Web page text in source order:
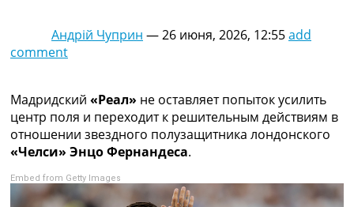
Лига Чемпионов. Таблицы групп
Все таблицы >>>
Рейтинги
Рейтинг стран УЕФА
Рейтинг клубов УЕФА
Рейтинг ФИФА
ТВ программа
Андрій Чуприн —26 июня, 2026, 12:55add
comment
Мадридский «Реал» не оставляет попыток усилить
центр поля и переходит к решительным действиям в
отношении звездного полузащитника лондонского
«Челси» Энцо Фернандеса.
Embed from Getty Images